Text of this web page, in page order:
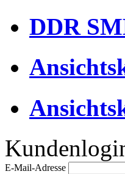
DDR
E-Mail-Adresse